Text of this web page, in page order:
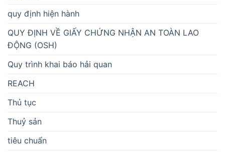
quy định hiện hành
QUY ĐỊNH VỀ GIẤY CHỨNG NHẬN AN TOÀN LAO
ĐỘNG (OSH)
Quy trình khai báo hải quan
REACH
Thủ tục
Thuỷ sản
tiêu chuẩn